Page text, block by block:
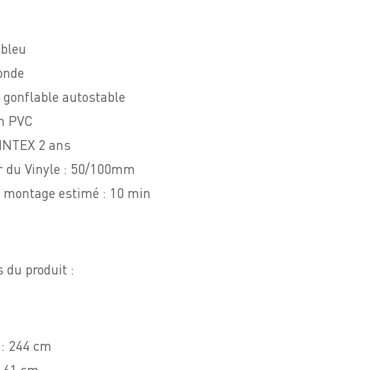
gonflable autostable
PVC
2 ans
du Vinyle : 50/100mm
montage estimé : 10 min
du produit :
244 cm